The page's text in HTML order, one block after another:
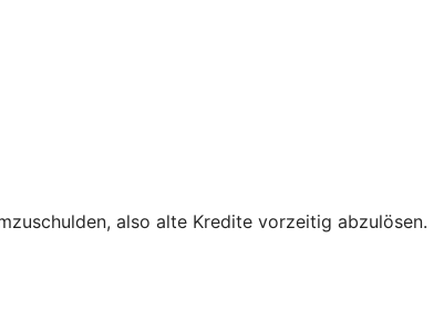
also alte Kredite vorzeitig abzulösen.